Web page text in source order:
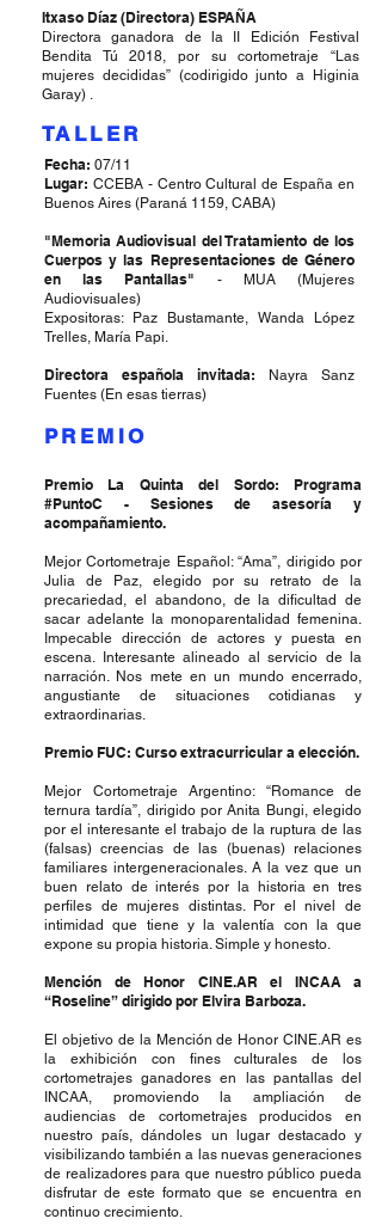
Itxaso Díaz (Directora) ESPAÑA
Directora ganadora de la II Edición Festival
Bendita Tú 2018, por su cortometraje “Las
mujeres decididas” (codirigido junto a Higinia
Garay) .
TALLER
Fecha: 07/11
Lugar: CCEBA - Centro Cultural de España en
Buenos Aires (Paraná 1159, CABA)
"Memoria Audiovisual del Tratamiento de los
Cuerpos y las Representaciones de Género
en las Pantallas" - MUA (Mujeres
Audiovisuales)
Expositoras: Paz Bustamante, Wanda López
Trelles, María Papi.
Directora española invitada: Nayra Sanz
Fuentes (En esas tierras)
PREMIO
Premio La Quinta del Sordo: Programa
#PuntoC - Sesiones de asesoría y
acompañamiento.
Mejor Cortometraje Español: “Ama”, dirigido por
Julia de Paz, elegido por su retrato de la
precariedad, el abandono, de la dificultad de
sacar adelante la monoparentalidad femenina.
Impecable dirección de actores y puesta en
escena. Interesante alineado al servicio de la
narración. Nos mete en un mundo encerrado,
angustiante de situaciones cotidianas y
extraordinarias.
Premio FUC: Curso extracurricular a elección.
Mejor Cortometraje Argentino: “Romance de
ternura tardía”, dirigido por Anita Bungi, elegido
por el interesante el trabajo de la ruptura de las
(falsas) creencias de las (buenas) relaciones
familiares intergeneracionales. A la vez que un
buen relato de interés por la historia en tres
perfiles de mujeres distintas. Por el nivel de
intimidad que tiene y la valentía con la que
expone su propia historia. Simple y honesto.
Mención de Honor CINE.AR el INCAA a
“Roseline” dirigido por Elvira Barboza.
El objetivo de la Mención de Honor CINE.AR es
la exhibición con fines culturales de los
cortometrajes ganadores en las pantallas del
INCAA, promoviendo la ampliación de
audiencias de cortometrajes producidos en
nuestro país, dándoles un lugar destacado y
visibilizando también a las nuevas generaciones
de realizadores para que nuestro público pueda
disfrutar de este formato que se encuentra en
continuo crecimiento.